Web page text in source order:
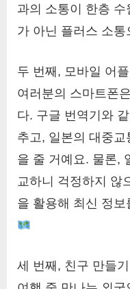
과의 소통이 한층 수
가 아닌 플러스 소
두 번째, 모바일 어
여러분의 스마트폰
다. 구글 번역기와
추고, 일본의 대중
을 줄 거예요. 물론,
교하니 걱정하지 않
을 활용해 최신 정
세 번째, 친구 만들